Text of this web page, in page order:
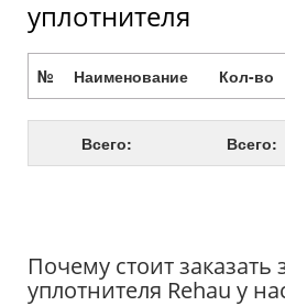
уплотнителя
№ Наименование Кол-во
Всего: Всего:
Почему стоит заказать
уплотнителя Rehau у